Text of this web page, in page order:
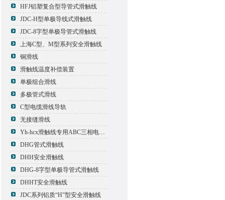
HFJ铝塑复合型导管式滑触线
JDC-H型单极导线式滑触线
JDC-8字型单极导管式滑触线
上海C型、M型系列安全滑触线
铜滑线
滑触线温度补偿装置
单极组合滑线
多极管式滑线
C型电缆滑线导轨
无接缝滑线
Yh-hcx滑触线专用ABC三相电压信号指示灯
DHG管式滑触线
DHH安全滑触线
DHG-8字型单极导管式滑触线
DHHT安全滑触线
JDC系列铝质“H”型安全滑触线